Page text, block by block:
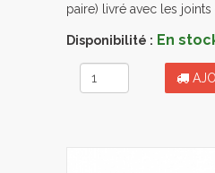
paire) livré avec les
Disponibilité : En